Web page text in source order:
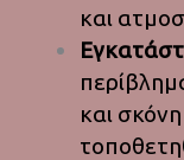
και
και